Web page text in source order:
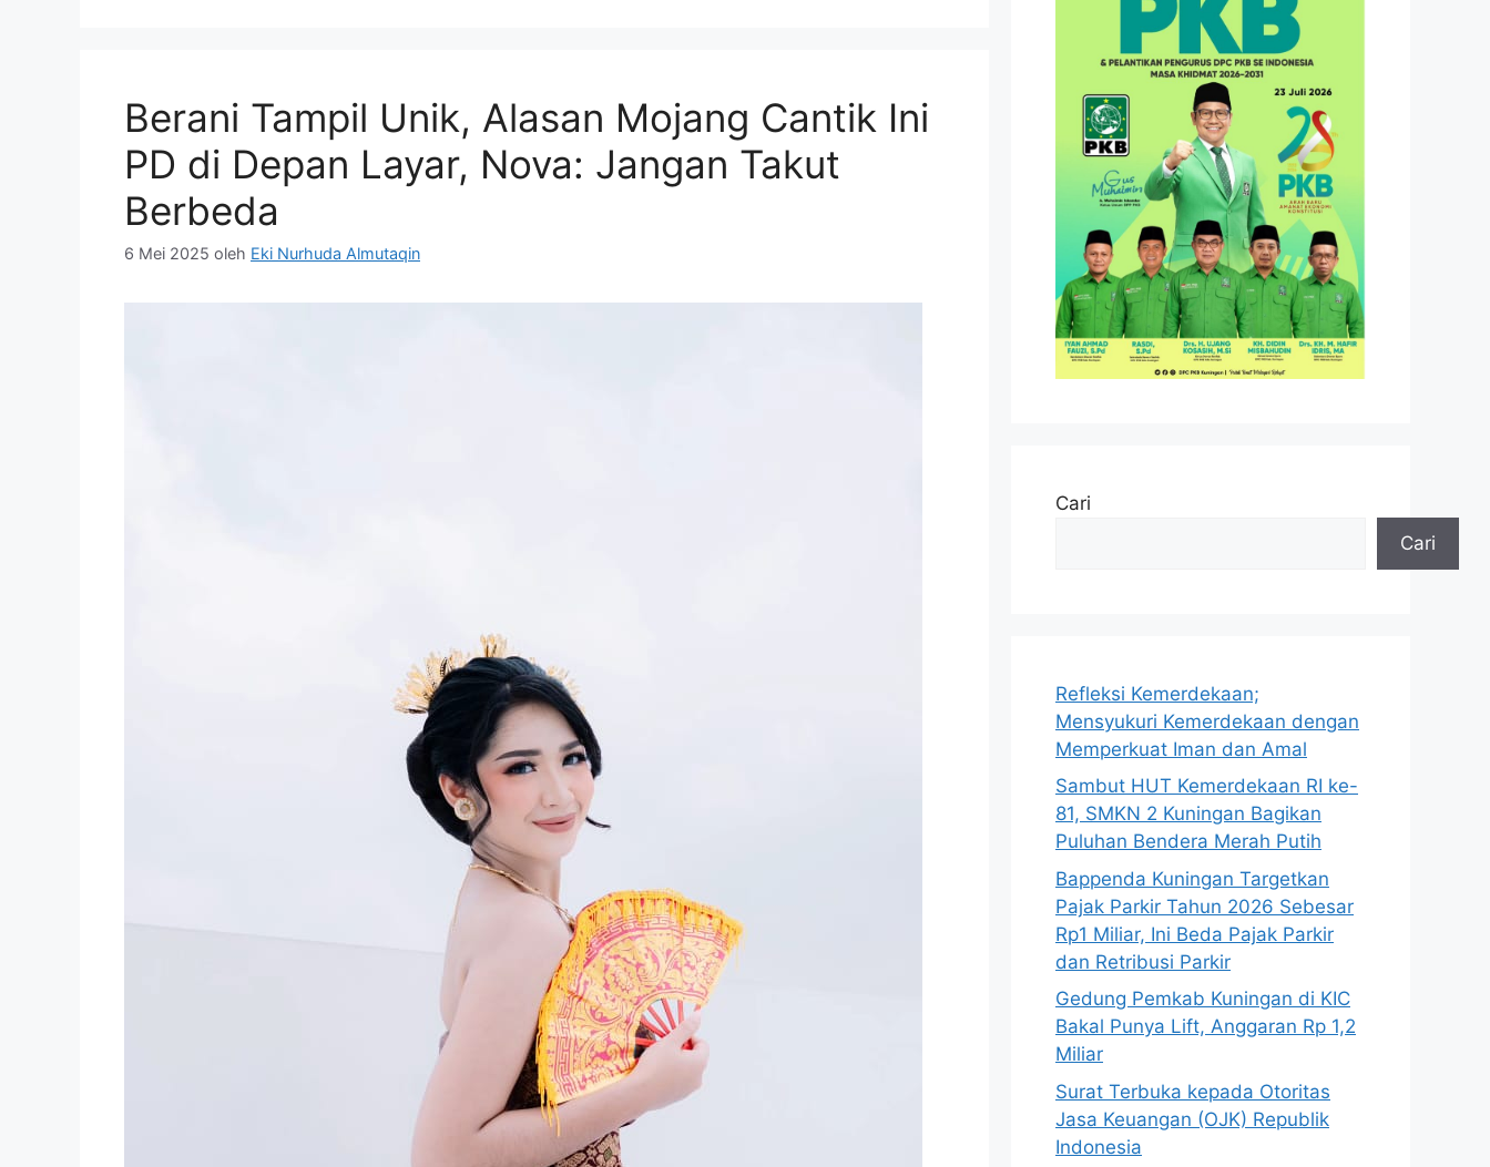
Berani Tampil Unik, Alasan Mojang Cantik Ini
PD di Depan Layar, Nova: Jangan Takut
Berbeda
6 Mei 2025 oleh Eki Nurhuda Almutaqin
Cari
Cari
Refleksi Kemerdekaan;
Mensyukuri Kemerdekaan dengan
Memperkuat Iman dan Amal
Sambut HUT Kemerdekaan RI ke-
81, SMKN 2 Kuningan Bagikan
Puluhan Bendera Merah Putih
Bappenda Kuningan Targetkan
Pajak Parkir Tahun 2026 Sebesar
Rp1 Miliar, Ini Beda Pajak Parkir
dan Retribusi Parkir
Gedung Pemkab Kuningan di KIC
Bakal Punya Lift, Anggaran Rp 1,2
Miliar
Surat Terbuka kepada Otoritas
Jasa Keuangan (OJK) Republik
Indonesia